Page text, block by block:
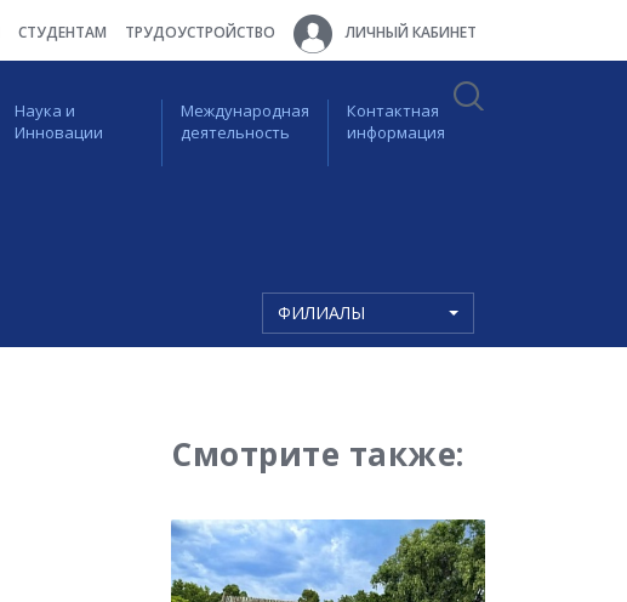
СТУДЕНТАМ ТРУДОУСТРОЙСТВО ЛИЧНЫЙ КАБИНЕТ
Наука и
Инновации
Международная
деятельность
Контактная
информация
ФИЛИАЛЫ
Смотрите также: